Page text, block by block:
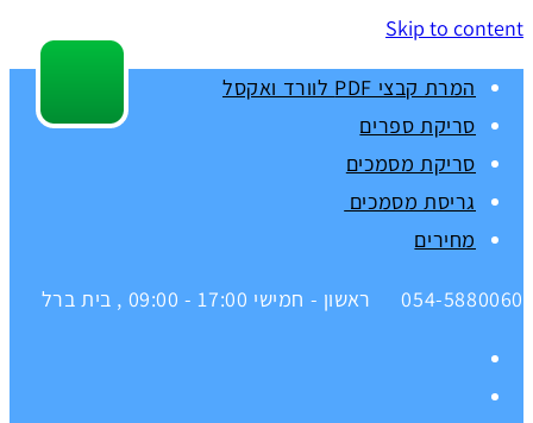
Skip to content
המרת קבצי PDF לוורד ואקסל
סריקת ספרים
סריקת מסמכים
גריסת מסמכים
מחירים
054-5880060 ראשון - חמישי 17:00 - 09:00 , בית ברל